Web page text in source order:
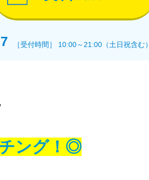
［受付時間］ 10:00～21:00（土日祝含む）
ング！◎